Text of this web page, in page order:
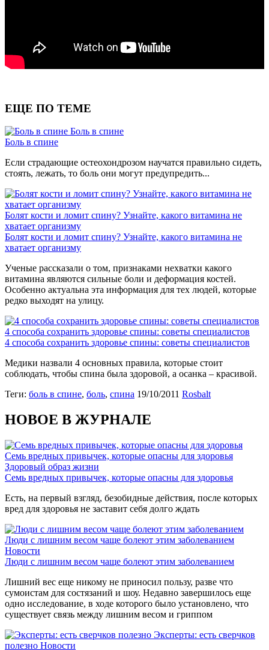
ЕЩЕ ПО ТЕМЕ
Боль в спине
Боль в спине
Если страдающие остеохондрозом научатся правильно сидеть,
стоять, лежать, то боль они могут предупредить...
Болят кости и ломит спину? Узнайте, какого витамина не
хватает организму
Болят кости и ломит спину? Узнайте, какого витамина не
хватает организму
Ученые рассказали о том, признаками нехватки какого
витамина являются сильные боли и деформация костей.
Особенно актуальна эта информация для тех людей, которые
редко выходят на улицу.
4 способа сохранить здоровье спины: советы специалистов
4 способа сохранить здоровье спины: советы специалистов
Медики назвали 4 основных правила, которые стоит
соблюдать, чтобы спина была здоровой, а осанка – красивой.
Теги: боль в спине, боль, спина 19/10/2011 Rosbalt
НОВОЕ В ЖУРНАЛЕ
Семь вредных привычек, которые опасны для здоровья
Здоровый образ жизни
Семь вредных привычек, которые опасны для здоровья
Есть, на первый взгляд, безобидные действия, после которых
вред для здоровья не заставит себя долго ждать
Люди с лишним весом чаще болеют этим заболеванием
Новости
Люди с лишним весом чаще болеют этим заболеванием
Лишний вес еще никому не приносил пользу, разве что
сумоистам для состязаний и шоу. Недавно завершилось еще
одно исследование, в ходе которого было установлено, что
существует связь между лишним весом и гриппом
Эксперты: есть сверчков
полезно Новости